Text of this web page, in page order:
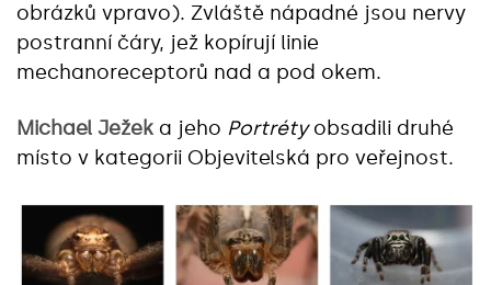
obrázků vpravo). Zvláště nápadné jsou nervy
postranní čáry, jež kopírují linie
mechanoreceptorů nad a pod okem.
Michael Ježek a jeho Portrétyobsadili druhé
místo v kategorii Objevitelská pro veřejnost.